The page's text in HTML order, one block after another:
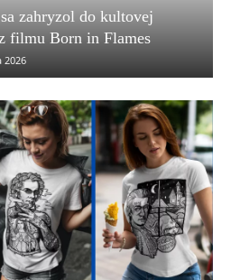
zahryzol do kultovej
filmu Born in Flames
2026